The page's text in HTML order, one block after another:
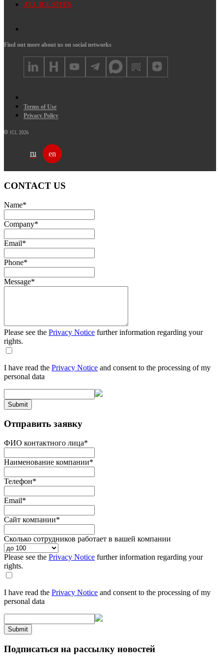
ALL ICL SITES
Find out more about us on social networks
Terms of Use
Privacy Policy
© ICL 2026
ru en
CONTACT US
Name*
Company*
Email*
Phone*
Message*
Please see the Privacy Notice further information regarding your
rights.
I have read the Privacy Notice and consent to the processing of my
personal data
Submit
Отправить заявку
ФИО контактного лица*
Наименование компании*
Телефон*
Email*
Сайт компании*
Сколько сотрудников работает в вашей компании
Please see the Privacy Notice further information regarding your
rights.
I have read the Privacy Notice and consent to the processing of my
personal data
Submit
Подписаться на рассылку новостей